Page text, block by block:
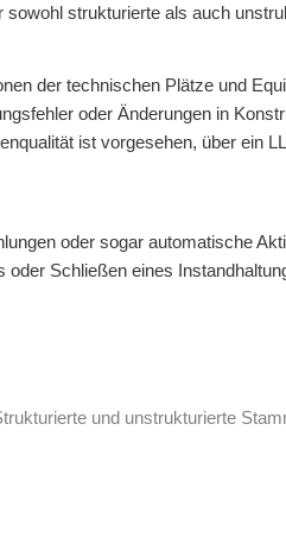
strukturierte als auch
der technischen Plätze und
oder Änderungen in
ist vorgesehen, über ein
oder sogar automatische
Schließen eines
und unstrukturierte